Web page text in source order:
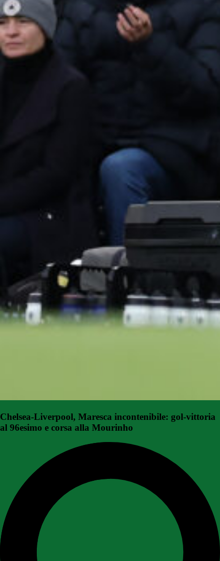
Chelsea-Liverpool, Maresca incontenibile: gol-vittoria
al 96esimo e corsa alla Mourinho